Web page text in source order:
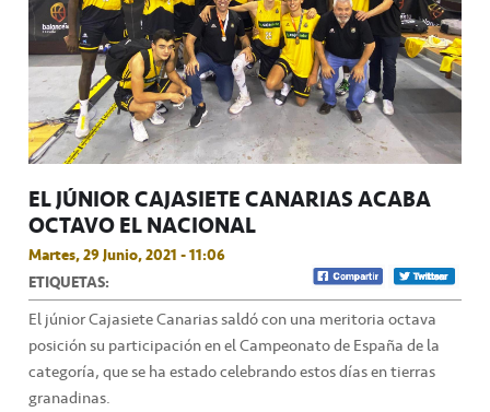
EL JÚNIOR CAJASIETE CANARIAS ACABA
OCTAVO EL NACIONAL
Martes, 29 Junio, 2021 - 11:06
ETIQUETAS:
El júnior Cajasiete Canarias saldó con una meritoria octava
posición su participación en el Campeonato de España de la
categoría, que se ha estado celebrando estos días en tierras
granadinas.